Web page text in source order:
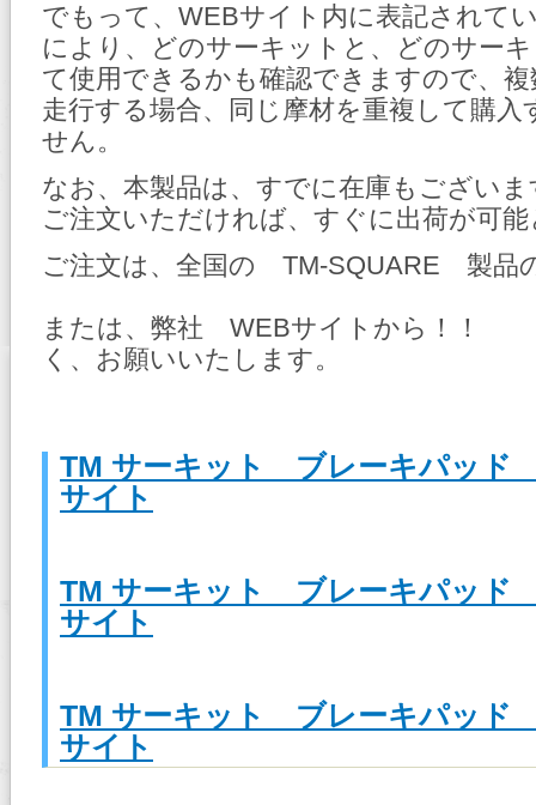
でもって、WEBサイト内に表記されて
により、どのサーキットと、どのサー
て使用できるかも確認できますので、
走行する場合、同じ摩材を重複して購入
せん。
なお、本製品は、すでに在庫もござい
ご注文いただければ、すぐに出荷が可
ご注文は、全国の TM-SQUARE 製品
または、弊社 WEBサイトから！！
く、お願いいたします。
TM サーキット ブレーキパッ
サイト
TM サーキット ブレーキパッ
サイト
TM サーキット ブレーキパッ
サイト